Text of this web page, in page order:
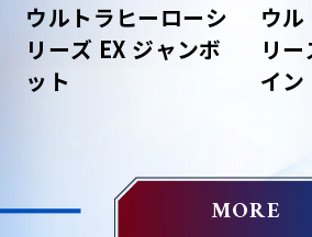
ウルトラヒーローシ
リーズ EX ジャンボ
ット
ウ
リ
イン
MORE